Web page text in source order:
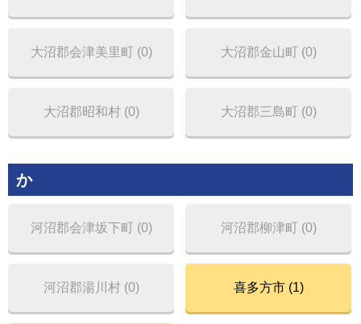
大沼郡会津美里町 (0) 大沼郡金山町 (0)
大沼郡昭和村 (0) 大沼郡三島町 (0)
か
河沼郡会津坂下町 (0) 河沼郡柳津町 (0)
河沼郡湯川村 (0) 喜多方市 (1)